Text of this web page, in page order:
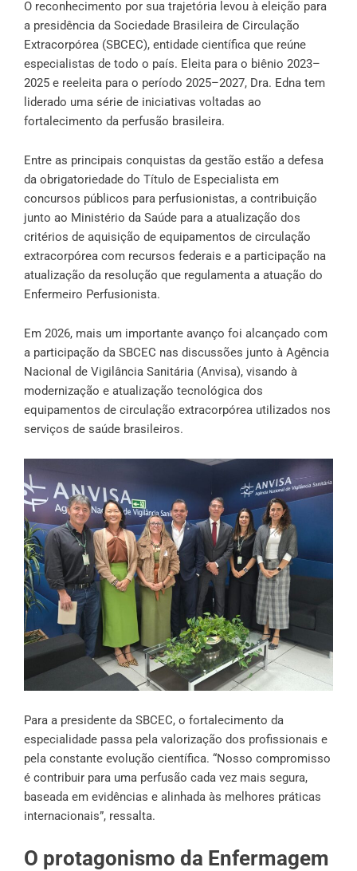
O reconhecimento por sua trajetória levou à eleição para
a presidência da Sociedade Brasileira de Circulação
Extracorpórea (SBCEC), entidade científica que reúne
especialistas de todo o país. Eleita para o biênio 2023–
2025 e reeleita para o período 2025–2027, Dra. Edna tem
liderado uma série de iniciativas voltadas ao
fortalecimento da perfusão brasileira.
Entre as principais conquistas da gestão estão a defesa
da obrigatoriedade do Título de Especialista em
concursos públicos para perfusionistas, a contribuição
junto ao Ministério da Saúde para a atualização dos
critérios de aquisição de equipamentos de circulação
extracorpórea com recursos federais e a participação na
atualização da resolução que regulamenta a atuação do
Enfermeiro Perfusionista.
Em 2026, mais um importante avanço foi alcançado com
a participação da SBCEC nas discussões junto à Agência
Nacional de Vigilância Sanitária (Anvisa), visando à
modernização e atualização tecnológica dos
equipamentos de circulação extracorpórea utilizados nos
serviços de saúde brasileiros.
Para a presidente da SBCEC, o fortalecimento da
especialidade passa pela valorização dos profissionais e
pela constante evolução científica. “Nosso compromisso
é contribuir para uma perfusão cada vez mais segura,
baseada em evidências e alinhada às melhores práticas
internacionais”, ressalta.
O protagonismo da Enfermagem